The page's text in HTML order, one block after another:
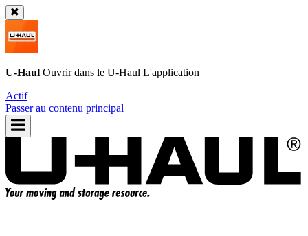
U-Haul Ouvrir dans le U-Haul L'application
Actif
Passer au contenu principal